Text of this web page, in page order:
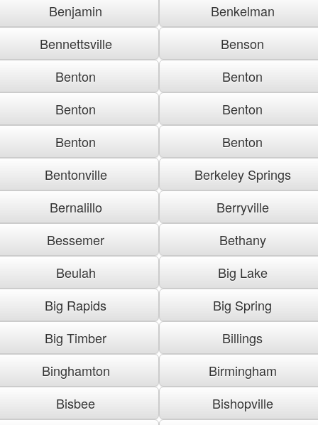
Benjamin
Benkelman
Bennettsville
Benson
Benton
Benton
Benton
Benton
Benton
Benton
Bentonville
Berkeley Springs
Bernalillo
Berryville
Bessemer
Bethany
Beulah
Big Lake
Big Rapids
Big Spring
Big Timber
Billings
Binghamton
Birmingham
Bisbee
Bishopville